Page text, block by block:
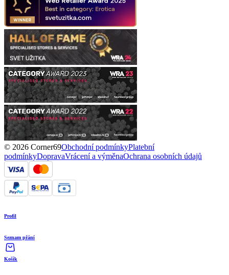
© 2026 Corner69Obchodní podmínkyPlatební
podmínkyDopravaVrácení a výměnaOchrana osobních údajů
Profil
Seznam přání
Košík